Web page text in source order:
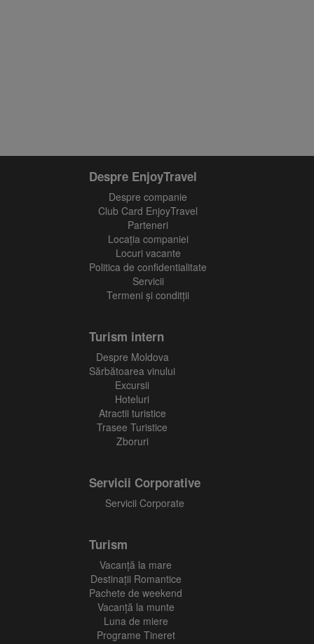
Despre EnjoyTravel
Despre companie
Club Card EnjoyTravel
Parteneri
Locaţia companiei
Locuri vacante
Politica de confidentialitate
Servicii
Termeni și conditții
Turism intern
Despre Moldova
Sărbătoarea vinului
Excursii
Hoteluri
Atractii turistice
Trasee Turistice
Zboruri
Servicii Corporative
Servicii Corporate
Turism
Vacanţă la mare
Destinații Romantice
Pachete de weekend
Vacanță la munte
Luna de miere
Programe Tineret